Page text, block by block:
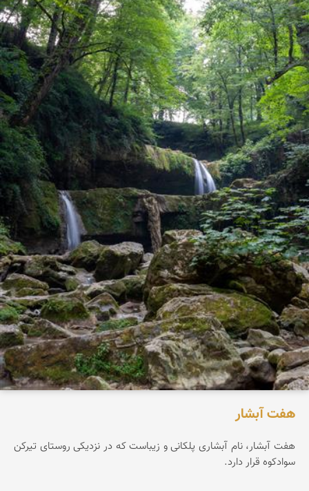
هفت آبشار
هفت آبشار، نام آبشاری پلکانی و زیباست که در نزدیکی روستای تیرکن
سوادکوه قرار دارد.